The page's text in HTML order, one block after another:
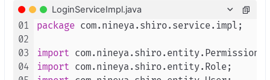
56
57
58
59
60
        sb.
append(", permissions=" ).append
        sb.
append( '}');
    }
41
42
43
44
45
46
public void setUserName
userName
this .userName = userName;
    }
public String getPassword( ) {
return password;
LoginServiceImpl.java
01
02
03
04
package com.nineya.shiro.service.impl;
import
import